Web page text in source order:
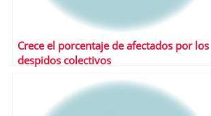
Crece el porcentaje de afectados por los
despidos colectivos